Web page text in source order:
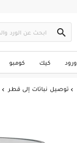

ورود كيك كومبو
 توصيل نباتات إلى قطر 